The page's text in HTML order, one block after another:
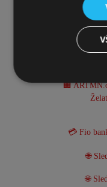
🏢
💳 Fio
🌐
🌐